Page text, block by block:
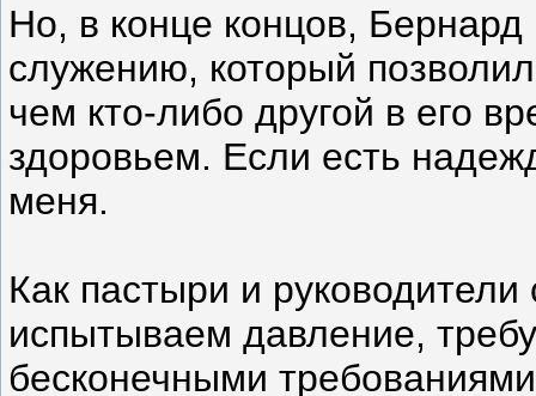
Но, в конце концов,
служению, который
чем кто-либо другой в его
здоровьем. Если есть
меня.
Как пастыри и
испытываем давление,
бесконечными